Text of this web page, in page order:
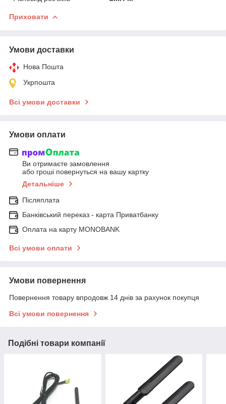
Приховати
Умови доставки
Нова Пошта
Укрпошта
Всі умови доставки
Умови оплати
Ви отримаєте замовлення
або гроші повернуться на вашу картку
Детальніше
Післяплата
Банківський переказ - карта Приватбанку
Оплата на карту MONOBANK
Всі умови оплати
Умови повернення
Повернення товару впродовж 14 днів за рахунок покупця
Всі умови повернення
Подібні товари компанії